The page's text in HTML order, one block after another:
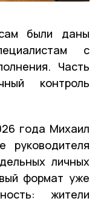
были даны
с
Часть
контроль
года Михаил
руководителя
личных
формат уже
жители